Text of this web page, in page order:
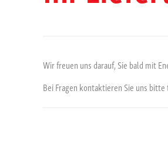
Wir freuen uns darauf, Sie bald mit
Bei Fragen kontaktieren Sie uns